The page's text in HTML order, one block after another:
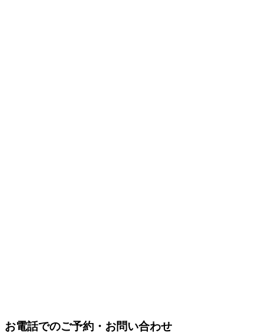
お電話でのご予約・お問い合わせ